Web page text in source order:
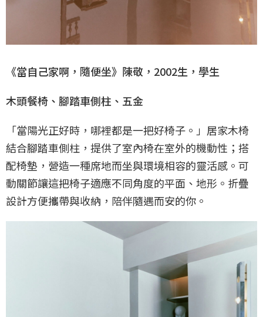
《當自己家啊，隨便坐》陳敬，2002生，學生
木頭餐椅、腳踏車側柱、五金
「當陽光正好時，哪裡都是一把好椅子。」居家木椅
結合腳踏車側柱，提供了室內椅在室外的機動性；搭
配椅墊，營造一種席地而坐與環境相容的靈活感。可
動關節讓這把椅子適應不同角度的平面、地形。折疊
設計方便攜帶與收納，陪伴隨遇而安的你。